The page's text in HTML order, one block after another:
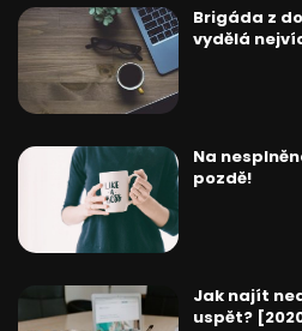
Brigáda z
vydělá
Na
pozdě!
Jak najít
uspět?